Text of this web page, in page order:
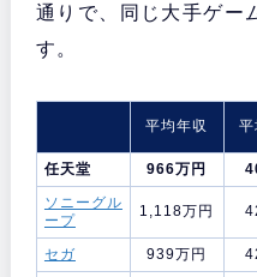
通りで、同じ大手ゲー
す。
平均年収 平
任天堂
966万円
ソニーグル
ープ
1,118万円
セガ 939万円